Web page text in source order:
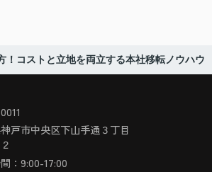
コストと立地を両立する本社移転ノウハウ
戸市中央区下山手通３丁目
：9:00-17:00